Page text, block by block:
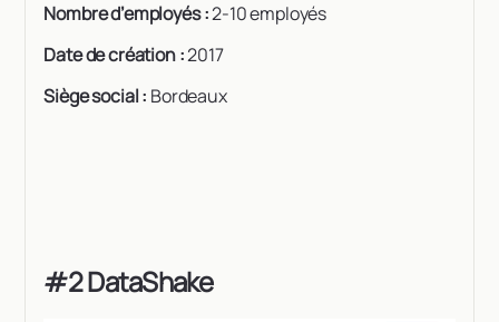
Nombre d’employés :2-10 employés
Date de création :2017
Siège social : Bordeaux
#2 DataShake